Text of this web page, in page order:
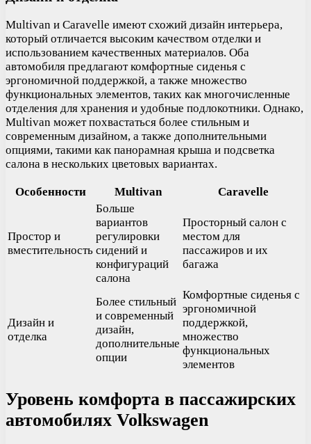
Multivan и Caravelle имеют схожий дизайн интерьера,
который отличается высоким качеством отделки и
использованием качественных материалов. Оба
автомобиля предлагают комфортные сиденья с
эргономичной поддержкой, а также множество
функциональных элементов, таких как многочисленные
отделения для хранения и удобные подлокотники. Однако,
Multivan может похвастаться более стильным и
современным дизайном, а также дополнительными
опциями, такими как панорамная крыша и подсветка
салона в нескольких цветовых вариантах.
Особенности Multivan Caravelle
Простор и
вместительность
Больше
вариантов
регулировки
сидений и
конфигураций
салона
Просторный салон с
местом для
пассажиров и их
багажа
Дизайн и
отделка
Более стильный
и современный
дизайн,
дополнительные
опции
Комфортные сиденья с
эргономичной
поддержкой,
множество
функциональных
элементов
Уровень комфорта в пассажирских
автомобилях Volkswagen